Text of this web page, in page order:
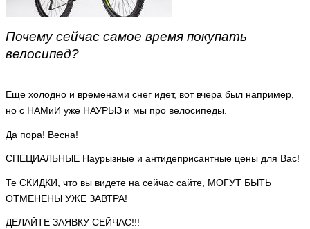
Почему сейчас самое время покупать
велосипед?
Еще холодно и временами снег идет, вот вчера был например,
но с НАМиИ уже НАУРЫЗ и мы про велосипеды.
Да пора! Весна!
СПЕЦИАЛЬНЫЕ Наурызные и антидеприсантные цены для Вас!
Те СКИДКИ, что вы видете на сейчас сайте, МОГУТ БЫТЬ
ОТМЕНЕНЫ УЖЕ ЗАВТРА!
ДЕЛАЙТЕ ЗАЯВКУ СЕЙЧАС!!!